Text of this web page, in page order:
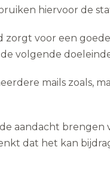
hiervoor de
zorgt voor een
volgende
mails zoals,
aandacht brengen
dat het kan